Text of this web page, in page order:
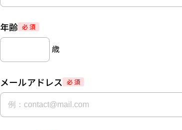
年齢 必 須
歳
メールアドレス 必 須